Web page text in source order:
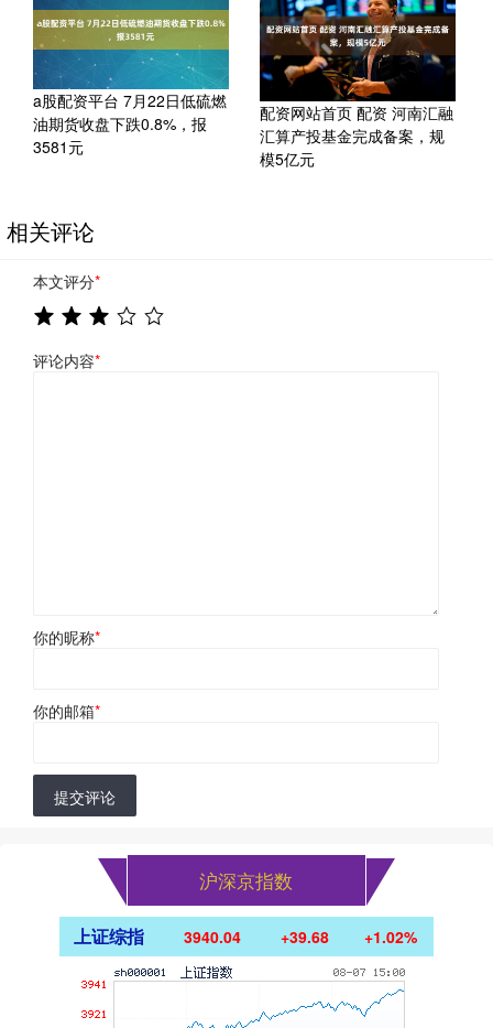
a股配资平台 7月22日低硫燃
油期货收盘下跌0.8%，报
3581元
配资网站首页 配资 河南汇融
汇算产投基金完成备案，规
模5亿元
相关评论
本文评分*
评论内容*
你的昵称*
你的邮箱*
提交评论
沪深京指数
上证综指 3940.04 +39.68 +1.02%